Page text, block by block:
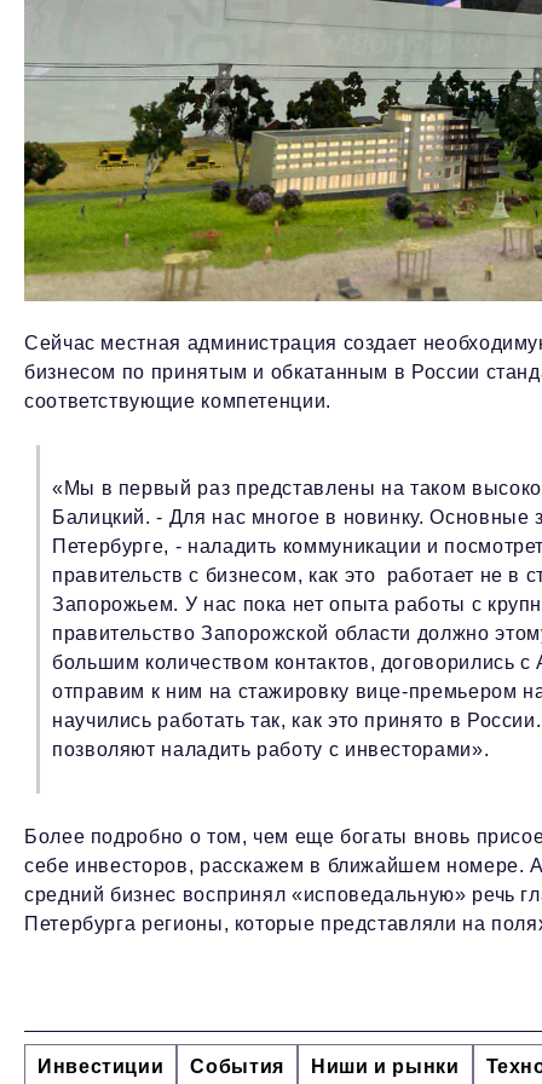
Сейчас местная администрация создает
бизнесом по принятым и обкатанным в России
соответствующие компетенции.
«Мы в первый раз представлены на таком
Балицкий. - Для нас многое в новинку. Основные
Петербурге, - наладить коммуникации и
правительств с бизнесом, как это работает не
Запорожьем. У нас пока нет опыта работы с
правительство Запорожской области должно
большим количеством контактов, договорились
отправим к ним на стажировку вице-премьером
научились работать так, как это принято в
позволяют наладить работу с инвесторами».
Более подробно о том, чем еще богаты вновь
себе инвесторов, расскажем в ближайшем номере.
средний бизнес воспринял «исповедальную» речь
Петербурга регионы, которые представляли на
Инвестиции События Ниши и рынки